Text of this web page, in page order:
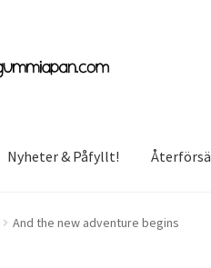
Nyheter & Påfyllt!
And the new adventure begins